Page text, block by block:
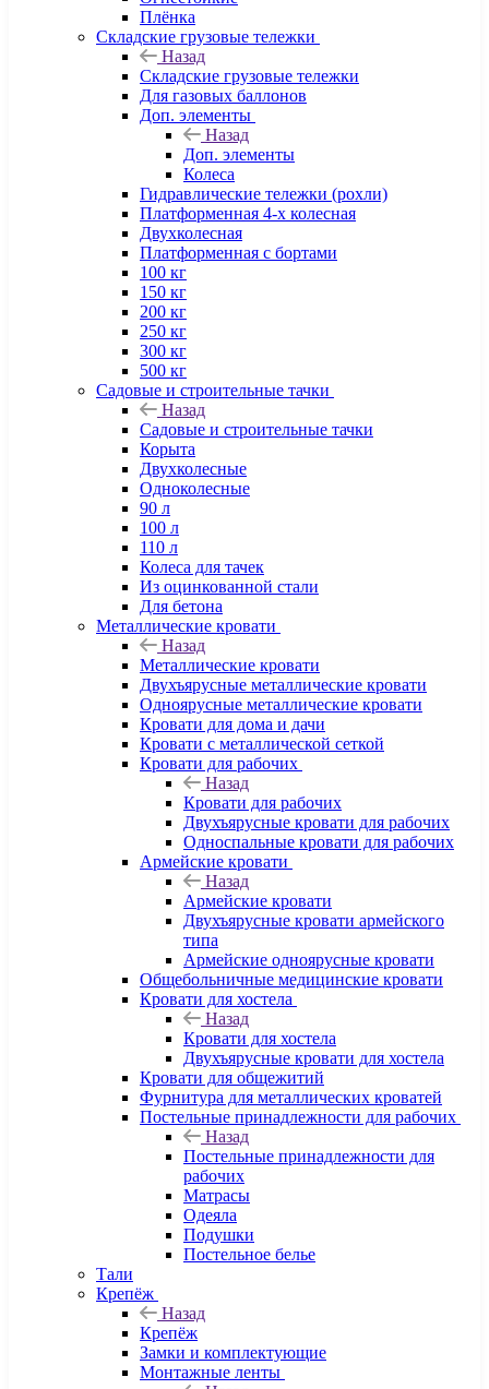
Плёнка
Складские грузовые тележки
Назад
Складские грузовые тележки
Для газовых баллонов
Доп. элементы
Назад
Доп. элементы
Колеса
Гидравлические тележки (рохли)
Платформенная 4-х колесная
Двухколесная
Платформенная с бортами
100 кг
150 кг
200 кг
250 кг
300 кг
500 кг
Садовые и строительные тачки
Назад
Садовые и строительные тачки
Корыта
Двухколесные
Одноколесные
90 л
100 л
110 л
Колеса для тачек
Из оцинкованной стали
Для бетона
Металлические кровати
Назад
Металлические кровати
Двухъярусные металлические кровати
Одноярусные металлические кровати
Кровати для дома и дачи
Кровати с металлической сеткой
Кровати для рабочих
Назад
Кровати для рабочих
Двухъярусные кровати для рабочих
Односпальные кровати для рабочих
Армейские кровати
Назад
Армейские кровати
Двухъярусные кровати армейского
типа
Армейские одноярусные кровати
Общебольничные медицинские кровати
Кровати для хостела
Назад
Кровати для хостела
Двухъярусные кровати для хостела
Кровати для общежитий
Фурнитура для металлических кроватей
Постельные принадлежности для рабочих
Назад
Постельные принадлежности для
рабочих
Матрасы
Одеяла
Подушки
Постельное белье
Тали
Крепёж
Назад
Крепёж
Замки и комплектующие
Монтажные ленты